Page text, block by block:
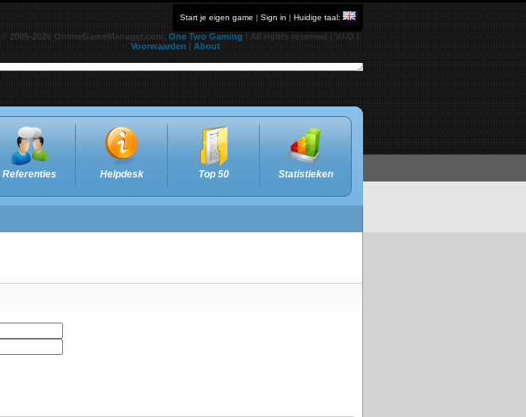
Start je eigen game | Sign in | Huidige taal:
Referenties Helpdesk Top 50 Statistieken
© 2005-2026 OnlineGameManager.com,One Two Gaming| All rights reserved | V.I.O |
Voorwaarden|About